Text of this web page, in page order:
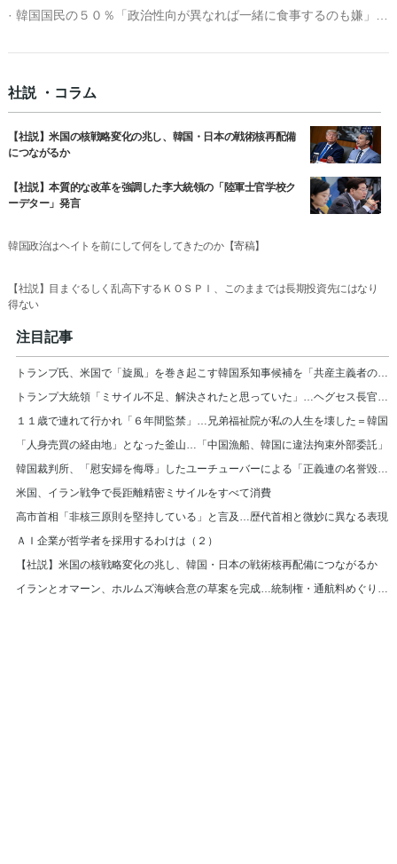
· 韓国国民の５０％「政治性向が異なれば一緒に食事するのも嫌」（１）
社説 ・コラム
【社説】米国の核戦略変化の兆し、韓国・日本の戦術核再配備
につながるか
【社説】本質的な改革を強調した李大統領の「陸軍士官学校ク
ーデター」発言
韓国政治はヘイトを前にして何をしてきたのか【寄稿】
【社説】目まぐるしく乱高下するＫＯＳＰＩ、このままでは長期投資先にはなり
得ない
注目記事
トランプ氏、米国で「旋風」を巻き起こす韓国系知事候補を「共産主義者の狂人」と非難
トランプ大統領「ミサイル不足、解決されたと思っていた」…ヘグセス長官を厳しく叱責
１１歳で連れて行かれ「６年間監禁」…兄弟福祉院が私の人生を壊した＝韓国
「人身売買の経由地」となった釜山…「中国漁船、韓国に違法拘束外部委託」
韓国裁判所、「慰安婦を侮辱」したユーチューバーによる「正義連の名誉毀損」認める
米国、イラン戦争で長距離精密ミサイルをすべて消費
高市首相「非核三原則を堅持している」と言及…歴代首相と微妙に異なる表現
ＡＩ企業が哲学者を採用するわけは（２）
【社説】米国の核戦略変化の兆し、韓国・日本の戦術核再配備につながるか
イランとオマーン、ホルムズ海峡合意の草案を完成…統制権・通航料めぐり米国と隔たり